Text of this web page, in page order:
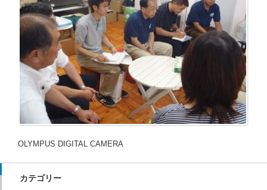
OLYMPUS DIGITAL CAMERA
カテゴリー